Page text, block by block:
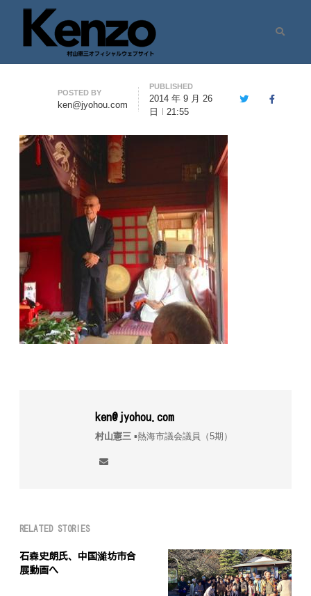
七転八起 – 村山憲三 Official Site
村山憲三ウェブサイト
Author
POSTED BY
ken@jyohou.com
PUBLISHED
2014 年 9 月 26
日
21:55
TwitterFacebook
ken@jyohou.com
村山憲三▪︎熱海市議会議員（5期）
RELATED STORIES
石森史朗氏、中国濰坊市合
展動画へ